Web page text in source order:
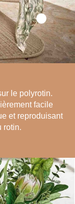
le polyrotin.
facile
et reproduisant
rotin.